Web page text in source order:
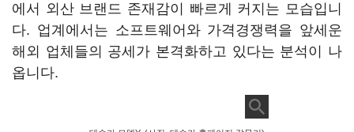
에서 외산 브랜드 존재감이 빠르게 커지는 모습입니
다. 업계에서는 소프트웨어와 가격경쟁력을 앞세운
해외 업체들의 공세가 본격화하고 있다는 분석이 나
옵니다.